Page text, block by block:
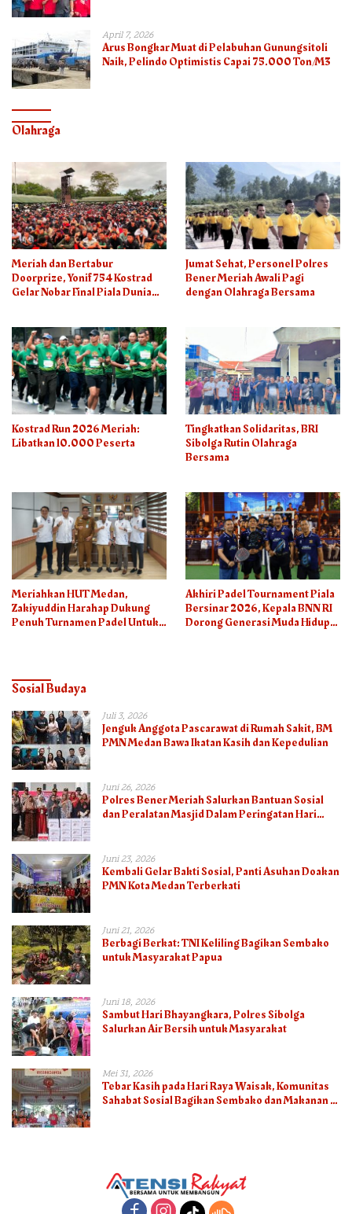
April 7, 2026
Arus Bongkar Muat di Pelabuhan Gunungsitoli
Naik, Pelindo Optimistis Capai 75.000 Ton/M3
Olahraga
Meriah dan Bertabur
Doorprize, Yonif 754 Kostrad
Gelar Nobar Final Piala Dunia
Jumat Sehat, Personel Polres
Bener Meriah Awali Pagi
dengan Olahraga Bersama
Kostrad Run 2026 Meriah:
Libatkan 10.000 Peserta
Tingkatkan Solidaritas, BRI
Sibolga Rutin Olahraga
Bersama
Meriahkan HUT Medan,
Zakiyuddin Harahap Dukung
Penuh Turnamen Padel Untuk
Akhiri Padel Tournament Piala
Bersinar 2026, Kepala BNN RI
Dorong Generasi Muda Hidup
Sosial Budaya
Juli 3, 2026
Jenguk Anggota Pascarawat di Rumah Sakit, BM
PMN Medan Bawa Ikatan Kasih dan Kepedulian
Juni 26, 2026
Polres Bener Meriah Salurkan Bantuan Sosial
dan Peralatan Masjid Dalam Peringatan Hari
Juni 23, 2026
Kembali Gelar Bakti Sosial, Panti Asuhan Doakan
PMN Kota Medan Terberkati
Juni 21, 2026
Berbagi Berkat: TNI Keliling Bagikan Sembako
untuk Masyarakat Papua
Juni 18, 2026
Sambut Hari Bhayangkara, Polres Sibolga
Salurkan Air Bersih untuk Masyarakat
Mei 31, 2026
Tebar Kasih pada Hari Raya Waisak, Komunitas
Sahabat Sosial Bagikan Sembako dan Makanan di